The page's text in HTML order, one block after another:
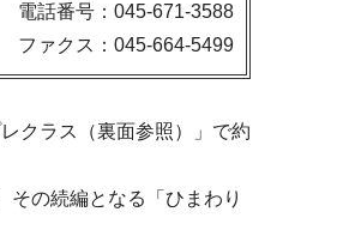
電話番号：045-671-3588
ファクス：045-664-5499
クラス（裏面参照）」で約
の続編となる「ひまわり